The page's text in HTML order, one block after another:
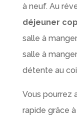
à neuf. Au
déjeuner
salle à
salle à
détente au
Vous pourrez
rapide grâce